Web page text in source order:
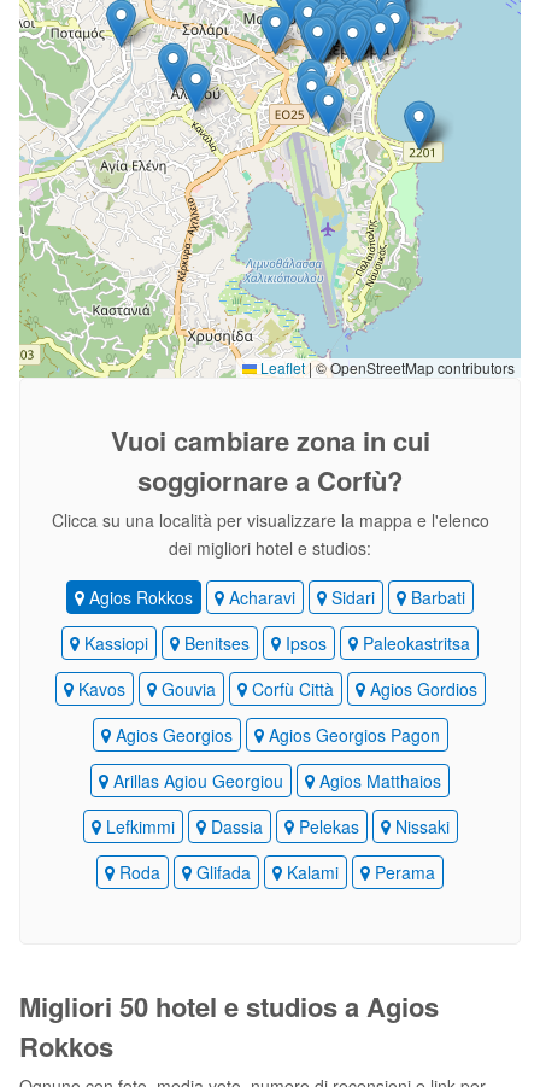
Leaflet|© OpenStreetMap contributors
Vuoi cambiare zonain cui
soggiornare a Corfù?
Clicca su una località per visualizzare la mappa e l'elenco
dei migliori hotel e studios:
Agios Rokkos Acharavi Sidari
Barbati
Kassiopi
Benitses Ipsos
Paleokastritsa
Kavos
Gouvia Corfù Città
Agios Gordios
Agios Georgios
Agios Georgios Pagon
Arillas Agiou Georgiou
Agios Matthaios
Lefkimmi
Dassia Pelekas
Nissaki
Roda
Glifada Kalami Perama
Migliori 50 hotel e studios a Agios
Rokkos